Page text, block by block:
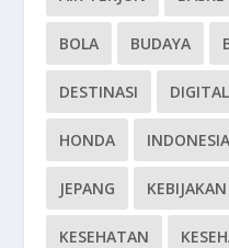
BOLA BUDAYA
DESTINASI DIGITAL
HONDA INDONESIA
JEPANG
KESEHATAN